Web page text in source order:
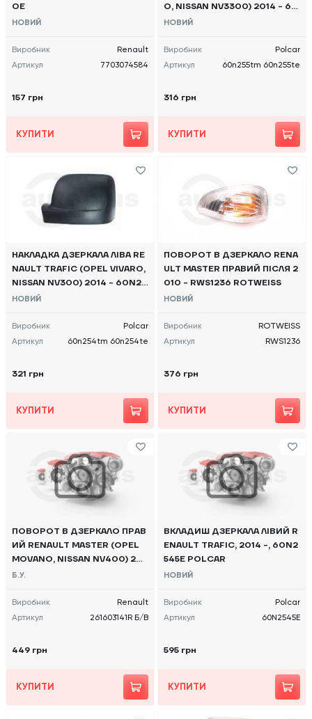
OE
НОВИЙ
Виробник
Renault
Артикул
7703074584
157 грн
КУПИТИ
O, NISSAN NV3300) 2014 - 60
N255TM 60N255TE POLCAR
НОВИЙ
Виробник
Polcar
Артикул
60n255tm 60n255te
316 грн
КУПИТИ
НАКЛАДКА ДЗЕРКАЛА ЛІВА RE
NAULT TRAFIC (OPEL VIVARO,
NISSAN NV300) 2014 - 60N25
4TM 60N254TE POLCAR
НОВИЙ
Виробник
Polcar
Артикул
60n254tm 60n254te
321 грн
КУПИТИ
ПОВОРОТ В ДЗЕРКАЛО RENA
ULT MASTER ПРАВИЙ ПІСЛЯ 2
010 - RWS1236 ROTWEISS
НОВИЙ
Виробник
ROTWEISS
Артикул
RWS1236
376 грн
КУПИТИ
ПОВОРОТ В ДЗЕРКАЛО ПРАВ
ИЙ RENAULT MASTER (OPEL
MOVANO, NISSAN NV400) 201
0 -, 261603141R Б/В
Б.У.
Виробник
Renault
Артикул
261603141R Б/В
449 грн
КУПИТИ
ВКЛАДИШ ДЗЕРКАЛА ЛІВИЙ R
ENAULT TRAFIC, 2014 -, 60N2
545E POLCAR
НОВИЙ
Виробник
Polcar
Артикул
60N2545E
595 грн
КУПИТИ